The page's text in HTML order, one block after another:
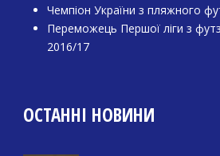
Чемпіон України з пляжного
Переможець Першої ліги з
2016/17
ОСТАННІ НОВИНИ